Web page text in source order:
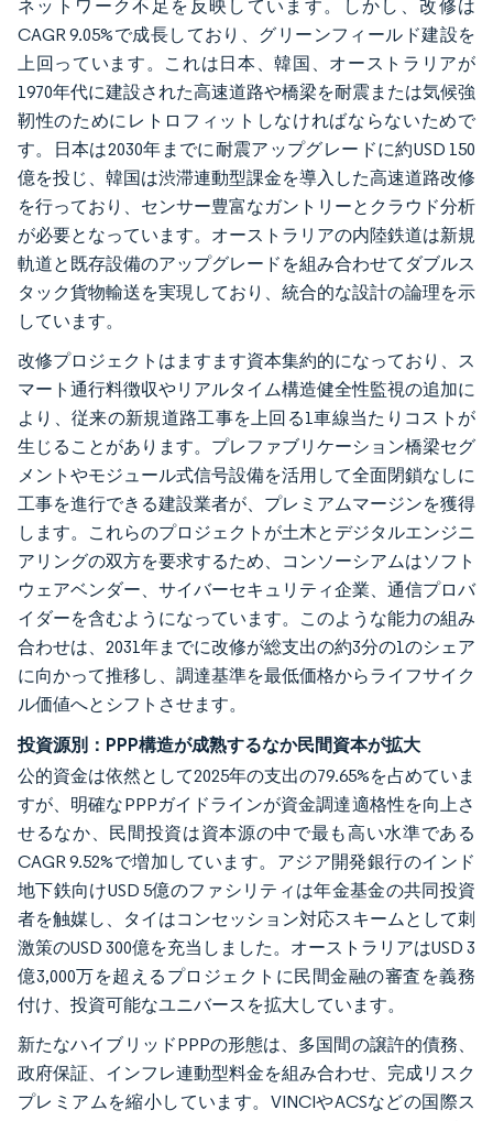
ネットワーク不足を反映しています。しかし、改修は
CAGR 9.05%で成長しており、グリーンフィールド建設を
上回っています。これは日本、韓国、オーストラリアが
1970年代に建設された高速道路や橋梁を耐震または気候強
靭性のためにレトロフィットしなければならないためで
す。日本は2030年までに耐震アップグレードに約USD 150
億を投じ、韓国は渋滞連動型課金を導入した高速道路改修
を行っており、センサー豊富なガントリーとクラウド分析
が必要となっています。オーストラリアの内陸鉄道は新規
軌道と既存設備のアップグレードを組み合わせてダブルス
タック貨物輸送を実現しており、統合的な設計の論理を示
しています。
改修プロジェクトはますます資本集約的になっており、ス
マート通行料徴収やリアルタイム構造健全性監視の追加に
より、従来の新規道路工事を上回る1車線当たりコストが
生じることがあります。プレファブリケーション橋梁セグ
メントやモジュール式信号設備を活用して全面閉鎖なしに
工事を進行できる建設業者が、プレミアムマージンを獲得
します。これらのプロジェクトが土木とデジタルエンジニ
アリングの双方を要求するため、コンソーシアムはソフト
ウェアベンダー、サイバーセキュリティ企業、通信プロバ
イダーを含むようになっています。このような能力の組み
合わせは、2031年までに改修が総支出の約3分の1のシェア
に向かって推移し、調達基準を最低価格からライフサイク
ル価値へとシフトさせます。
投資源別：PPP構造が成熟するなか民間資本が拡大
公的資金は依然として2025年の支出の79.65%を占めていま
すが、明確なPPPガイドラインが資金調達適格性を向上さ
せるなか、民間投資は資本源の中で最も高い水準である
CAGR 9.52%で増加しています。アジア開発銀行のインド
地下鉄向けUSD 5億のファシリティは年金基金の共同投資
者を触媒し、タイはコンセッション対応スキームとして刺
激策のUSD 300億を充当しました。オーストラリアはUSD 3
億3,000万を超えるプロジェクトに民間金融の審査を義務
付け、投資可能なユニバースを拡大しています。
新たなハイブリッドPPPの形態は、多国間の譲許的債務、
政府保証、インフレ連動型料金を組み合わせ、完成リスク
プレミアムを縮小しています。VINCIやACSなどの国際ス